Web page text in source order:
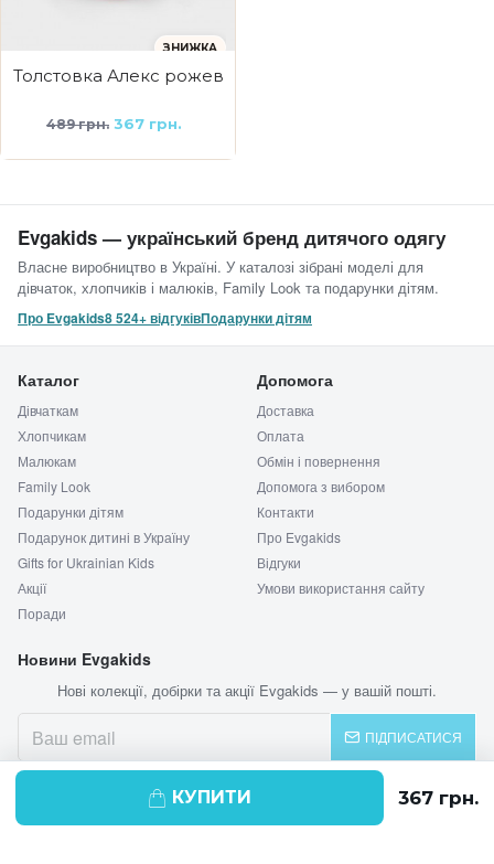
КУПИТИ
ЗНИЖКА
Толстовка Алекс рожева I love me
489 грн. 367 грн.
Evgakids — український бренд дитячого одягу
Власне виробництво в Україні. У каталозі зібрані моделі для
дівчаток, хлопчиків і малюків, Family Look та подарунки дітям.
Про Evgakids8 524+ відгуківПодарунки дітям
Каталог
Дівчаткам
Хлопчикам
Малюкам
Family Look
Подарунки дітям
Подарунок дитині в Україну
Gifts for Ukrainian Kids
Акції
Поради
Допомога
Доставка
Оплата
Обмін і повернення
Допомога з вибором
Контакти
Про Evgakids
Відгуки
Умови використання сайту
Новини Evgakids
Нові колекції, добірки та акції Evgakids — у вашій пошті.
ПІДПИСАТИСЯ